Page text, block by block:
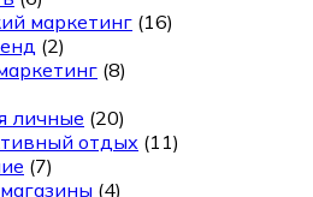
маркетинг (16)
(2)
(8)
личные (20)
отдых (11)
(7)
(4)